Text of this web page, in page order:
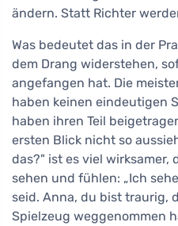
ändern. Statt Richter
Was bedeutet das in der
dem Drang widerstehen,
angefangen hat. Die
haben keinen eindeutigen
haben ihren Teil
ersten Blick nicht so
das?" ist es viel wirksamer,
sehen und fühlen: „Ich
seid. Anna, du bist traurig,
Spielzeug weggenommen